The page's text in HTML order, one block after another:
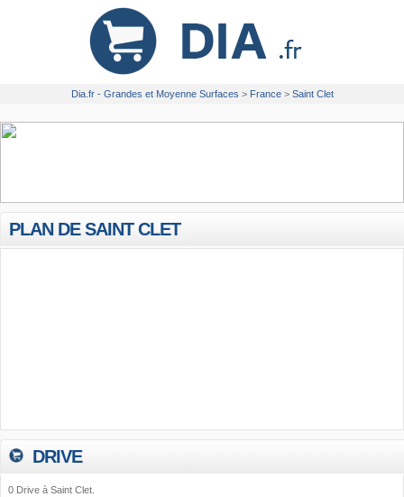
Dia.fr - Grandes et Moyenne Surfaces > France > Saint Clet
PLAN DE SAINT CLET
DRIVE
0 Drive à Saint Clet.